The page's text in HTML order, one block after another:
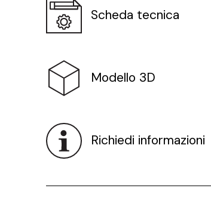
Scheda tecnica
Modello 3D
Richiedi informazioni